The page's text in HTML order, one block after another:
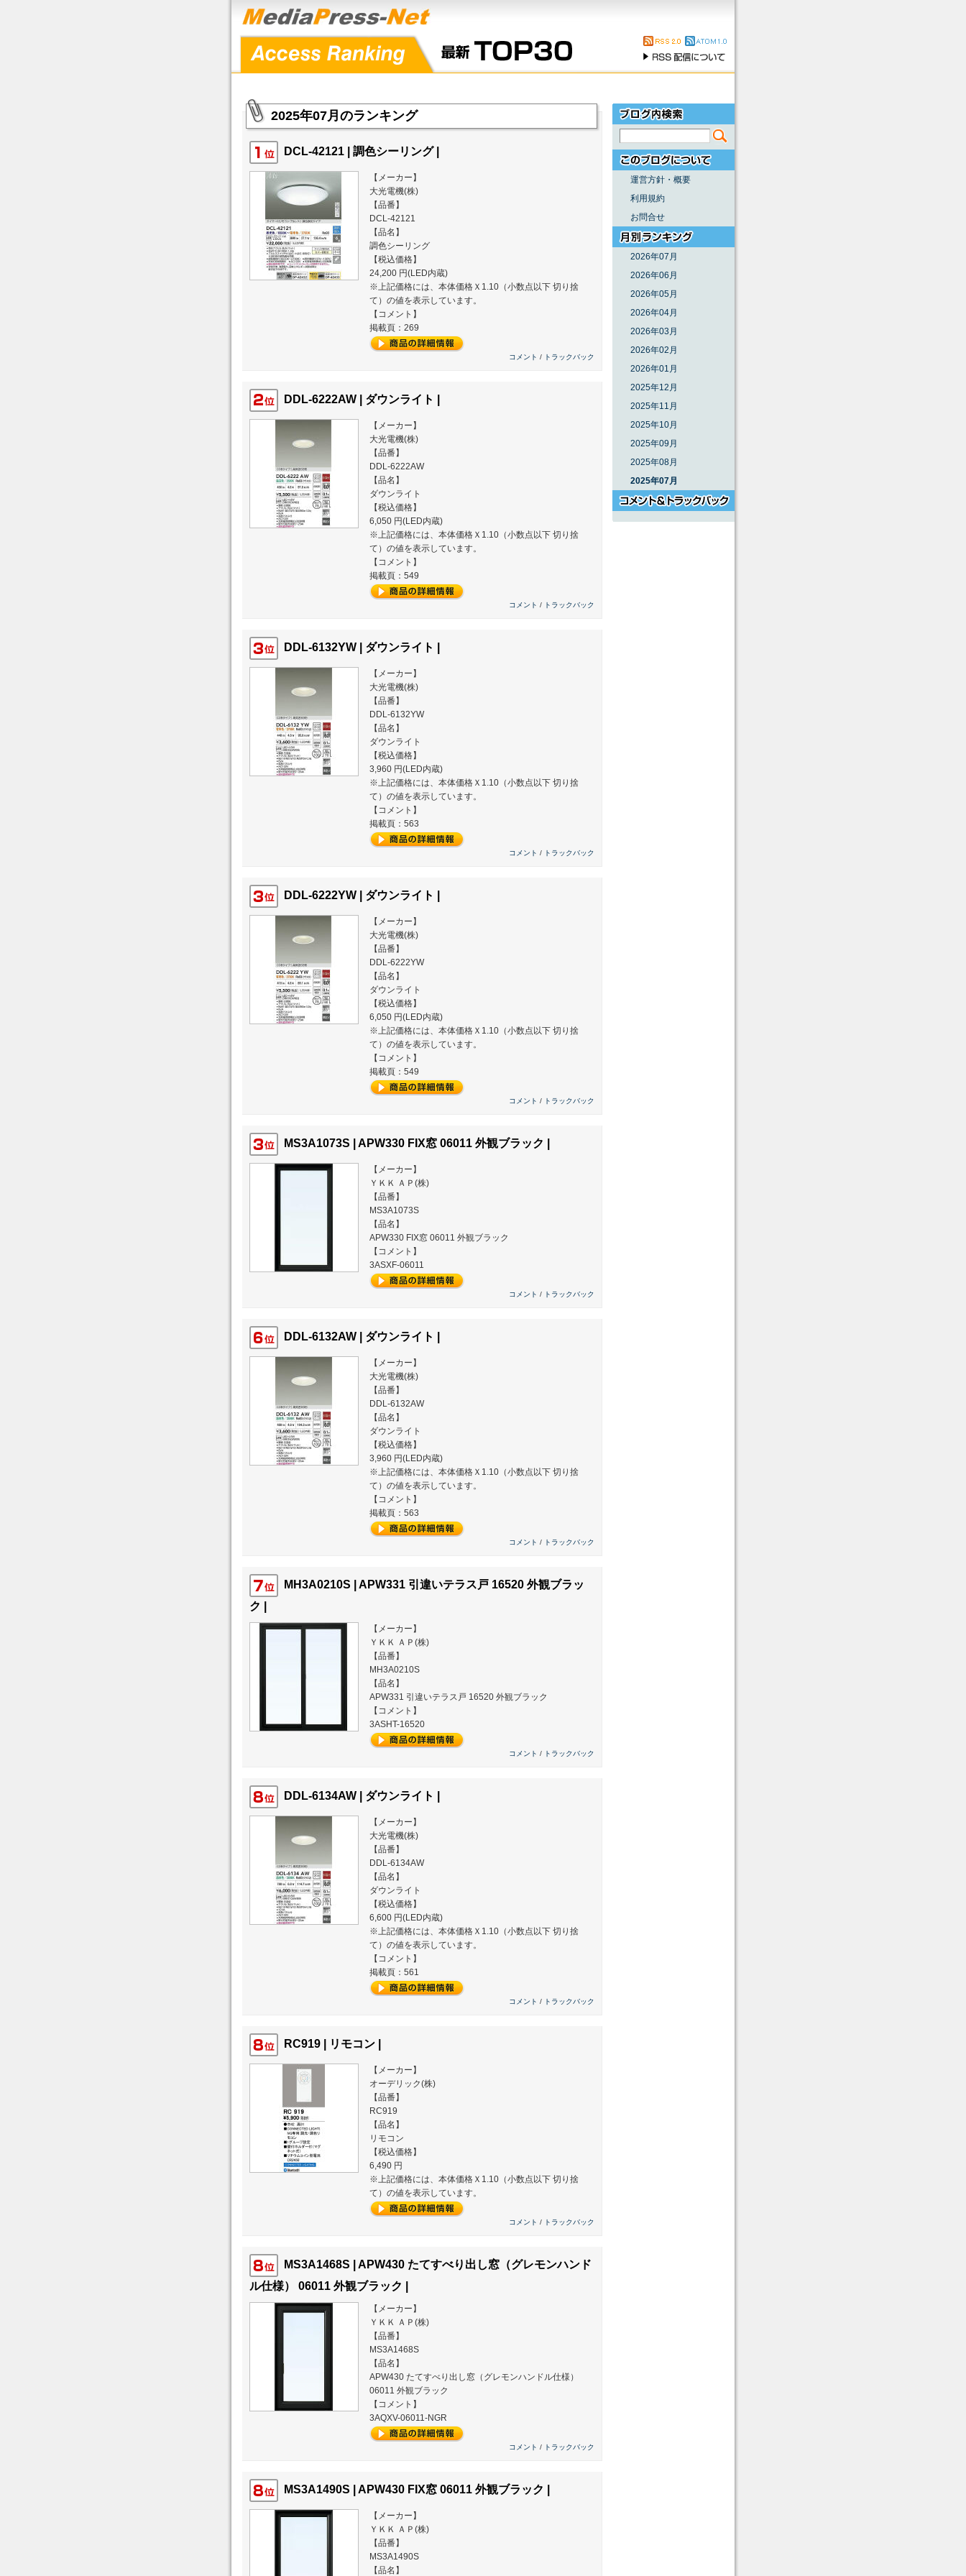
2025年07月のランキング
DCL-42121 | 調色シーリング |
【メーカー】
大光電機(株)
【品番】
DCL-42121
【品名】
調色シーリング
【税込価格】
24,200 円(LED内蔵)
※上記価格には、本体価格Ｘ1.10（小数点以下 切り捨
て）の値を表示しています。
【コメント】
掲載頁：269
コメント / トラックバック
DDL-6222AW | ダウンライト |
【メーカー】
大光電機(株)
【品番】
DDL-6222AW
【品名】
ダウンライト
【税込価格】
6,050 円(LED内蔵)
※上記価格には、本体価格Ｘ1.10（小数点以下 切り捨
て）の値を表示しています。
【コメント】
掲載頁：549
コメント / トラックバック
DDL-6132YW | ダウンライト |
【メーカー】
大光電機(株)
【品番】
DDL-6132YW
【品名】
ダウンライト
【税込価格】
3,960 円(LED内蔵)
※上記価格には、本体価格Ｘ1.10（小数点以下 切り捨
て）の値を表示しています。
【コメント】
掲載頁：563
コメント / トラックバック
DDL-6222YW | ダウンライト |
【メーカー】
大光電機(株)
【品番】
DDL-6222YW
【品名】
ダウンライト
【税込価格】
6,050 円(LED内蔵)
※上記価格には、本体価格Ｘ1.10（小数点以下 切り捨
て）の値を表示しています。
【コメント】
掲載頁：549
コメント / トラックバック
MS3A1073S | APW330 FIX窓 06011 外観ブラック |
【メーカー】
ＹＫＫ ＡＰ(株)
【品番】
MS3A1073S
【品名】
APW330 FIX窓 06011 外観ブラック
【コメント】
3ASXF-06011
コメント / トラックバック
DDL-6132AW | ダウンライト |
【メーカー】
大光電機(株)
【品番】
DDL-6132AW
【品名】
ダウンライト
【税込価格】
3,960 円(LED内蔵)
※上記価格には、本体価格Ｘ1.10（小数点以下 切り捨
て）の値を表示しています。
【コメント】
掲載頁：563
コメント / トラックバック
MH3A0210S | APW331 引違いテラス戸 16520 外観ブラッ
ク |
【メーカー】
ＹＫＫ ＡＰ(株)
【品番】
MH3A0210S
【品名】
APW331 引違いテラス戸 16520 外観ブラック
【コメント】
3ASHT-16520
コメント / トラックバック
DDL-6134AW | ダウンライト |
【メーカー】
大光電機(株)
【品番】
DDL-6134AW
【品名】
ダウンライト
【税込価格】
6,600 円(LED内蔵)
※上記価格には、本体価格Ｘ1.10（小数点以下 切り捨
て）の値を表示しています。
【コメント】
掲載頁：561
コメント / トラックバック
RC919 | リモコン |
【メーカー】
オーデリック(株)
【品番】
RC919
【品名】
リモコン
【税込価格】
6,490 円
※上記価格には、本体価格Ｘ1.10（小数点以下 切り捨
て）の値を表示しています。
コメント / トラックバック
MS3A1468S | APW430 たてすべり出し窓（グレモンハンド
ル仕様） 06011 外観ブラック |
【メーカー】
ＹＫＫ ＡＰ(株)
【品番】
MS3A1468S
【品名】
APW430 たてすべり出し窓（グレモンハンドル仕様）
06011 外観ブラック
【コメント】
3AQXV-06011-NGR
コメント / トラックバック
MS3A1490S | APW430 FIX窓 06011 外観ブラック |
【メーカー】
ＹＫＫ ＡＰ(株)
【品番】
MS3A1490S
【品名】
運営方針・概要
利用規約
お問合せ
2026年07月
2026年06月
2026年05月
2026年04月
2026年03月
2026年02月
2026年01月
2025年12月
2025年11月
2025年10月
2025年09月
2025年08月
2025年07月